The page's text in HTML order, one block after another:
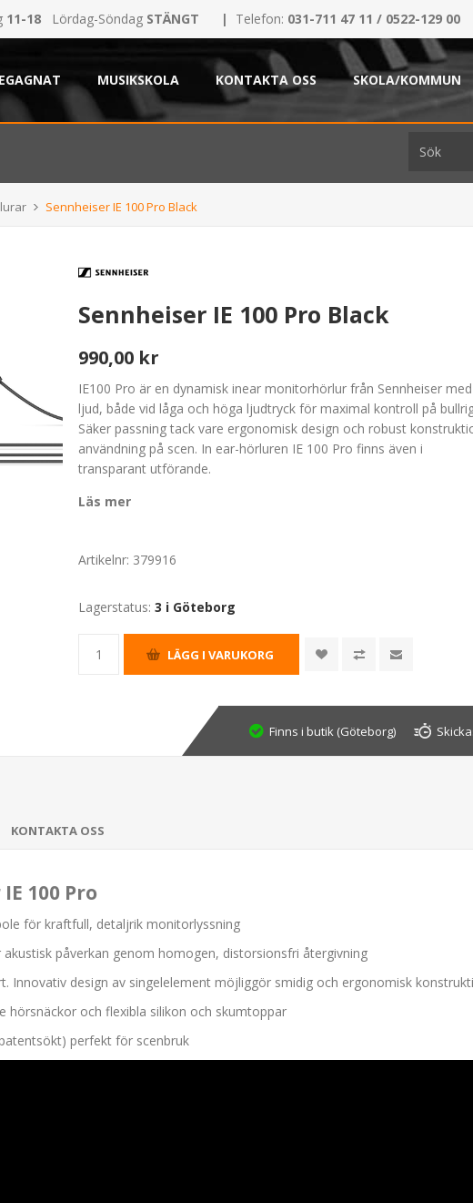
11-18 Lördag-Söndag STÄNGT | Telefon: 031-711 47 11 / 0522-129 00
MUSIKSKOLA KONTAKTA OSS SKOLA/KOMMUN
Sennheiser IE 100 Pro Black
Sennheiser IE 100 Pro Black
990,00 kr
IE100 Pro är en dynamisk inear monitorhörlur från Sennheiser
ljud, både vid låga och höga ljudtryck för maximal kontroll på
Säker passning tack vare ergonomisk design och robust
användning på scen. In ear-hörluren IE 100 Pro finns även i
transparant utförande.
Läs mer
Artikelnr: 379916
Lagerstatus: 3 i Göteborg
Finns i butik (Göteborg)
KONTAKTA OSS
100 Pro
för kraftfull, detaljrik monitorlyssning
påverkan genom homogen, distorsionsfri återgivning
Innovativ design av singelelement möjliggör smidig och ergonomisk
hörsnäckor och flexibla silikon och skumtoppar
perfekt för scenbruk